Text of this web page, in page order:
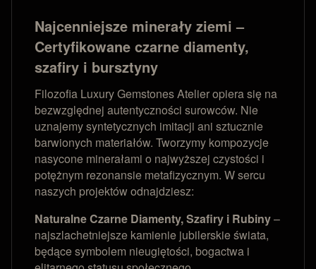
Najcenniejsze minerały ziemi –
Certyfikowane czarne diamenty,
szafiry i bursztyny
Filozofia Luxury Gemstones Atelier opiera się na
bezwzględnej autentyczności surowców. Nie
uznajemy syntetycznych imitacji ani sztucznie
barwionych materiałów. Tworzymy kompozycje
nasycone minerałami o najwyższej czystości i
potężnym rezonansie metafizycznym. W sercu
naszych projektów odnajdziesz:
Naturalne Czarne Diamenty, Szafiry i Rubiny–
najszlachetniejsze kamienie jubilerskie świata,
będące symbolem nieugiętości, bogactwa i